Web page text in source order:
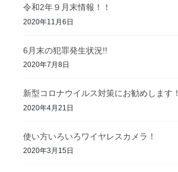
令和2年９月末情報！！
2020年11月6日
6月末の犯罪発生状況!!
2020年7月8日
新型コロナウイルス対策にお勧めします！
2020年4月21日
使い方いろいろワイヤレスカメラ！
2020年3月15日